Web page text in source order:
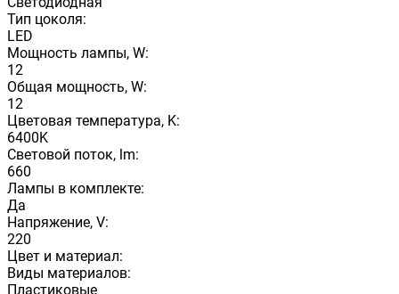
Тип цоколя:
LED
Мощность лампы, W:
12
Общая мощность, W:
12
Цветовая температура, K:
6400K
Световой поток, lm:
660
Лампы в комплекте:
Да
Напряжение, V:
220
Цвет и материал:
Виды материалов:
Пластиковые